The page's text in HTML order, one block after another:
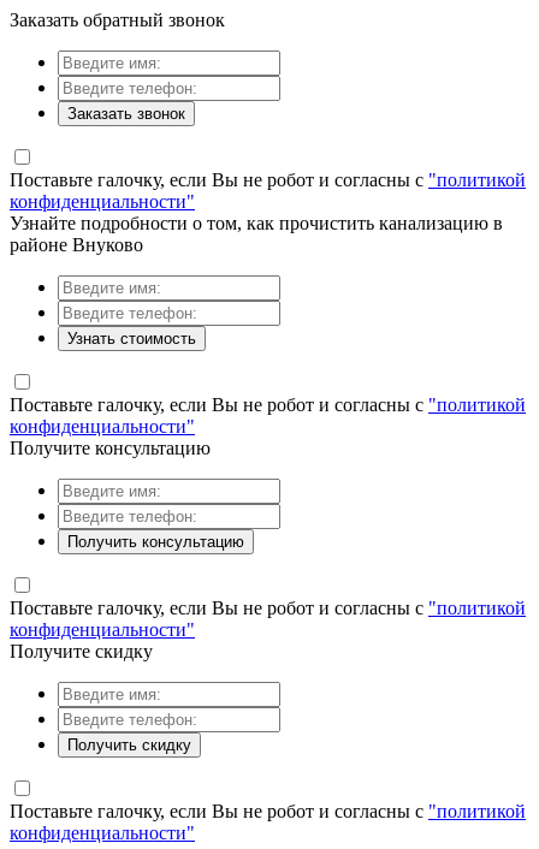
Заказать обратный звонок
Заказать звонок
Поставьте галочку, если Вы не робот и согласны с "политикой
конфиденциальности"
Узнайте подробности о том, как прочистить канализацию в
районе Внуково
Узнать стоимость
Поставьте галочку, если Вы не робот и согласны с "политикой
конфиденциальности"
Получите консультацию
Получить консультацию
Поставьте галочку, если Вы не робот и согласны с "политикой
конфиденциальности"
Получите скидку
Получить скидку
Поставьте галочку, если Вы не робот и согласны с "политикой
конфиденциальности"